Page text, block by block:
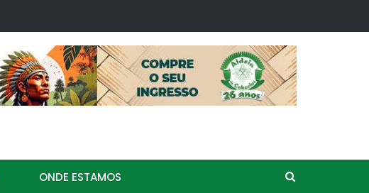
ONDE ESTAMOS